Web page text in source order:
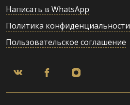
Написать в WhatsApp
Политика конфиденциальности
Пользовательское соглашение